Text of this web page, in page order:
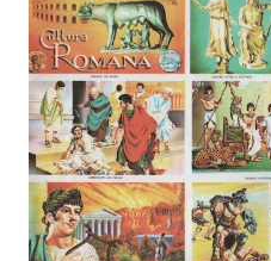
busca decir únicamente quién
este Mundial marcó un antes y un
deporte, la identidad nacional, la
el papel del fútbol como reflejo de
páginas de análisis, ilustraciones